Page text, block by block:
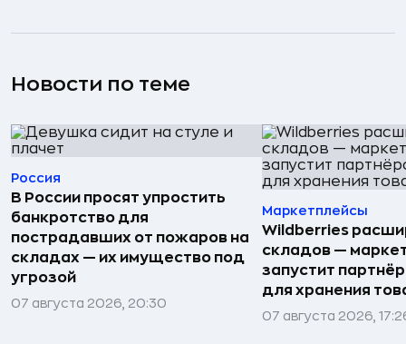
Новости по теме
Россия
В России просят упростить
банкротство для
пострадавших от пожаров на
складах — их имущество под
угрозой
07 августа 2026, 20:30
Маркетплейсы
Wildberries
складов —
запустит
для хранения
07 августа 2026,